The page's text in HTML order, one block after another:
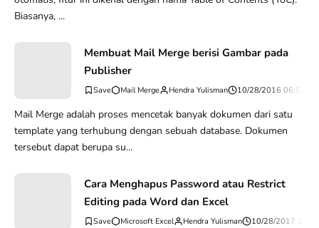
Biasanya, ...
Membuat Mail Merge berisi Gambar pada
Publisher
Mail Merge Hendra Yulisman 10/28/2016 06:57:27
Mail Merge adalah proses mencetak banyak dokumen dari satu
template yang terhubung dengan sebuah database. Dokumen
tersebut dapat berupa su...
Cara Menghapus Password atau Restrict
Editing pada Word dan Excel
Microsoft Excel Hendra Yulisman 10/28/2017